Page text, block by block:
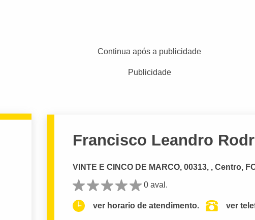
Continua após a publicidade
Publicidade
Francisco Leandro
VINTE E CINCO DE MARCO, 00313, , Centro,
0 aval.
ver horario de atendimento. ver